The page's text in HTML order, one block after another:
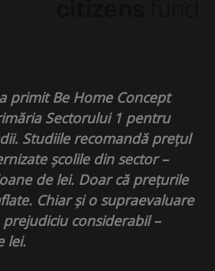
primit Be Home Concept
Sectorului 1 pentru
Studiile recomandă prețul
școlile din sector –
de lei. Doar că prețurile
Chiar și o supraevaluare
considerabil –
lei.